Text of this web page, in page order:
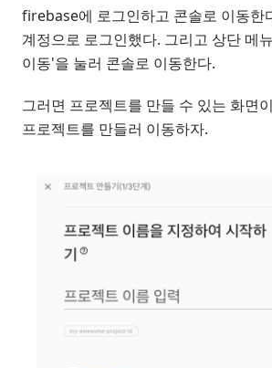
firebase에 로그인하고 콘솔로 이동한
계정으로 로그인했다. 그리고 상단 메
이동'을 눌러 콘솔로 이동한다.
그러면 프로젝트를 만들 수 있는 화면
프로젝트를 만들러 이동하자.